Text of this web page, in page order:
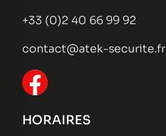
+33 (0)2 40 66 99 92
contact@atek-securite.fr
HORAIRES